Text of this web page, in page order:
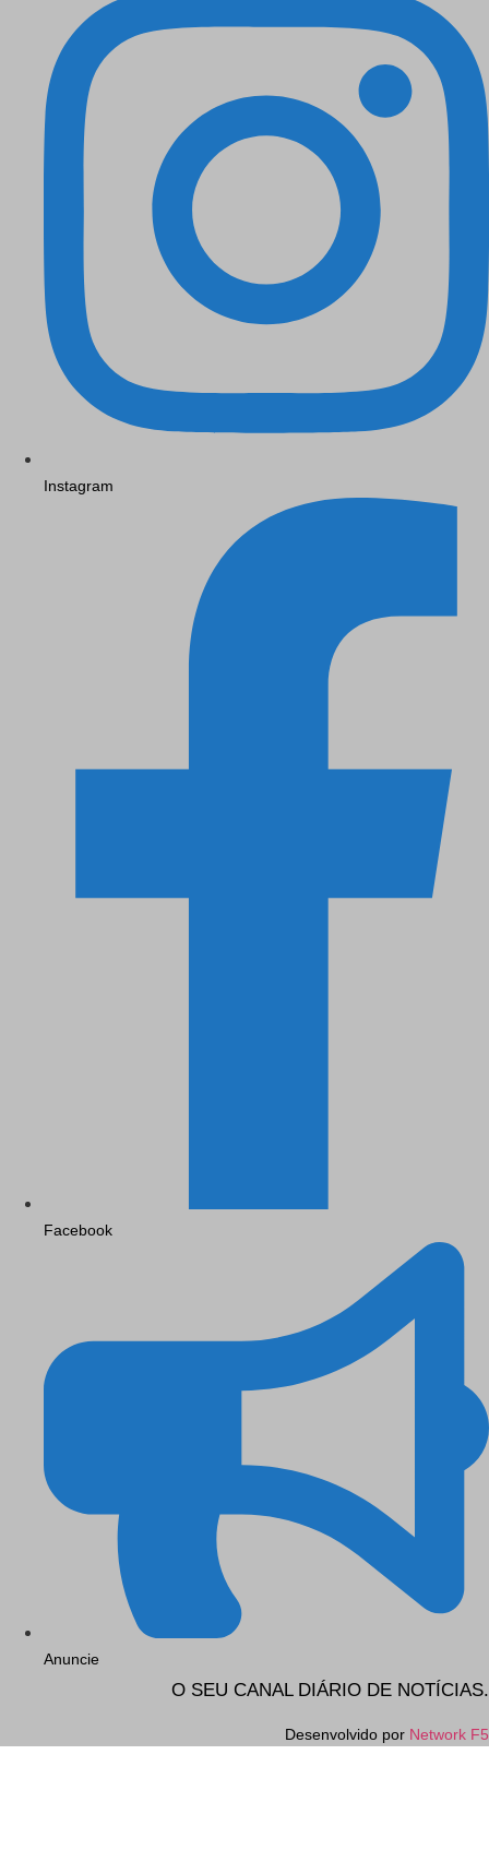
Instagram
Facebook
Anuncie
O SEU CANAL DIÁRIO DE NOTÍCIAS.
Desenvolvido por Network F5